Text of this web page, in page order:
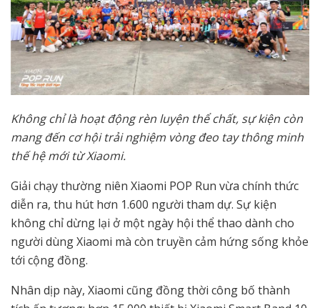
Không chỉ là hoạt động rèn luyện thể chất, sự kiện còn
mang đến cơ hội trải nghiệm vòng đeo tay thông minh
thế hệ mới từ Xiaomi.
Giải chạy thường niên Xiaomi POP Run vừa chính thức
diễn ra, thu hút hơn 1.600 người tham dự. Sự kiện
không chỉ dừng lại ở một ngày hội thể thao dành cho
người dùng Xiaomi mà còn truyền cảm hứng sống khỏe
tới cộng đồng.
Nhân dịp này, Xiaomi cũng đồng thời công bố thành